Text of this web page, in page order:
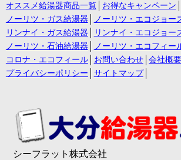
オススメ給湯器商品一覧
お得なキャンペーン
ノーリツ・ガス給湯器
ノーリツ・エコジョー
リンナイ・ガス給湯器
リンナイ・エコジョー
ノーリツ・石油給湯器
ノーリツ・エコフィー
コロナ・エコフィール
お問い合わせ
会社概要
プライバシーポリシー
サイトマップ
シーフラット株式会社